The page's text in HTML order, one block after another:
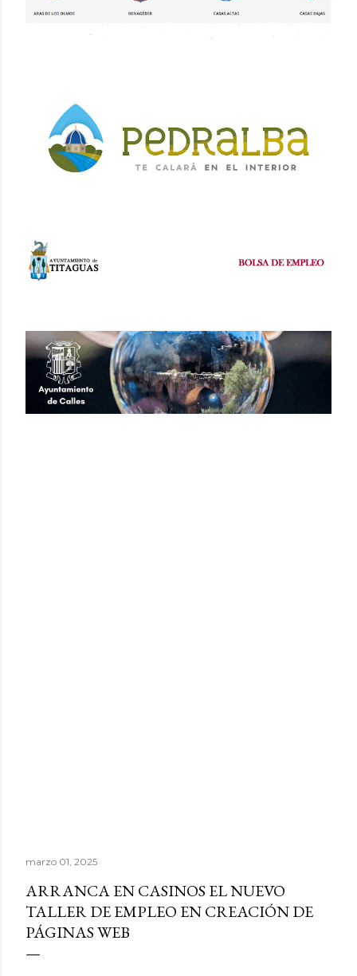
marzo 01, 2025
ARRANCA EN CASINOS EL NUEVO
TALLER DE EMPLEO EN CREACIÓN DE
PÁGINAS WEB